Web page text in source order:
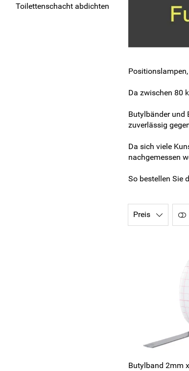
Toilettenschacht abdichten
Da zwischen 80
Butylbänder und
zuverlässig
Da sich viele
nachgemessen
So bestellen Sie
Preis
Butylband 2mm